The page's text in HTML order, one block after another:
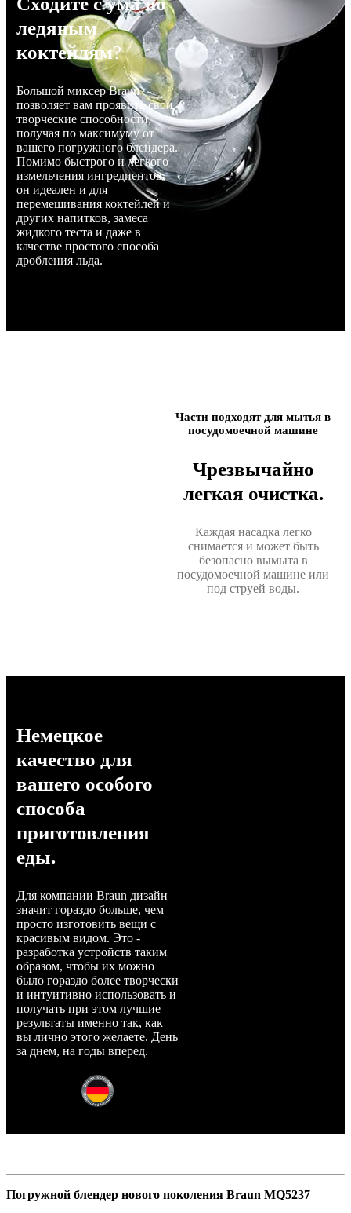
ледяным
коктейлям?
Большой миксер Braun
позволяет вам проявить свои
творческие способности,
получая по максимуму от
вашего погружного блендера.
Помимо быстрого и легкого
измельчения ингредиентов,
он идеален и для
перемешивания коктейлей и
других напитков, замеса
жидкого теста и даже в
качестве простого способа
дробления льда.
Части подходят для мытья в
посудомоечной машине
Чрезвычайно
легкая очистка.
Каждая насадка легко
снимается и может быть
безопасно вымыта в
посудомоечной машине или
под струей воды.
Немецкое
качество для
вашего особого
способа
приготовления
еды.
Для компании Braun дизайн
значит гораздо больше, чем
просто изготовить вещи с
красивым видом. Это -
разработка устройств таким
образом, чтобы их можно
было гораздо более творчески
и интуитивно использовать и
получать при этом лучшие
результаты именно так, как
вы лично этого желаете. День
за днем, на годы вперед.
Погружной блендер нового поколения Braun MQ5237